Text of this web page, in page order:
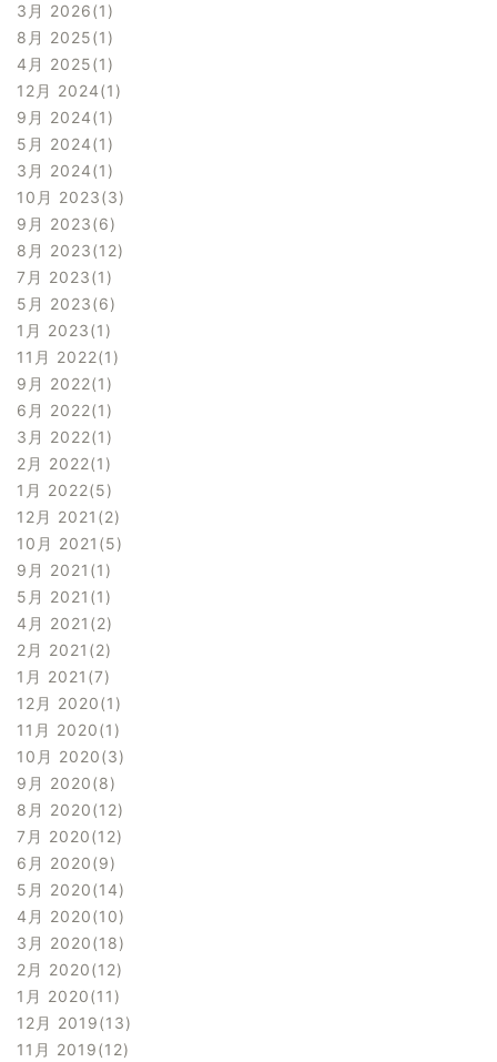
3月 2026 1
8月 2025 1
4月 2025 1
12月 2024 1
9月 2024 1
5月 2024 1
3月 2024 1
10月 2023 3
9月 2023 6
8月 2023 12
7月 2023 1
5月 2023 6
1月 2023 1
11月 2022 1
9月 2022 1
6月 2022 1
3月 2022 1
2月 2022 1
1月 2022 5
12月 2021 2
10月 2021 5
9月 2021 1
5月 2021 1
4月 2021 2
2月 2021 2
1月 2021 7
12月 2020 1
11月 2020 1
10月 2020 3
9月 2020 8
8月 2020 12
7月 2020 12
6月 2020 9
5月 2020 14
4月 2020 10
3月 2020 18
2月 2020 12
1月 2020 11
12月 2019 13
11月 2019 12